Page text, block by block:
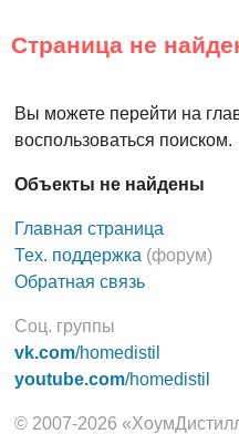
Страница не
Вы можете перейти на
воспользоваться поиском.
Объекты не найдены
Главная страница
Тех. поддержка (форум)
Обратная связь
Соц. группы
vk.com/homedistil
youtube.com/homedistil
© 2007-2026